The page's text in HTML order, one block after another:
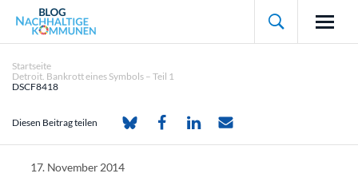

Startseite
Detroit. Bankrott eines Symbols – Teil 1
DSCF8418
Diesen Beitrag teilen
17. November 2014